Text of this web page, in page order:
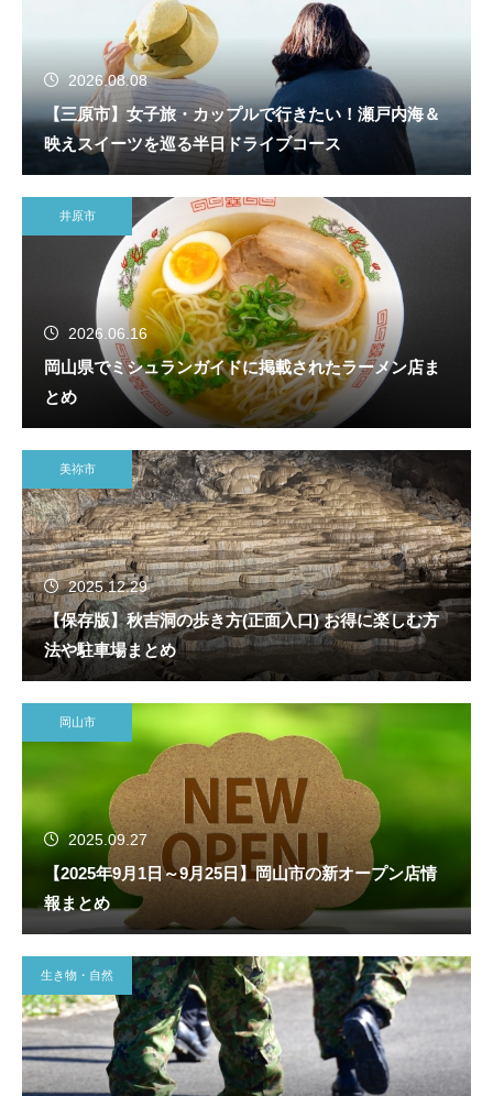
2026.08.08
【三原市】女子旅・カップルで行きたい！瀬戸内海＆
映えスイーツを巡る半日ドライブコース
井原市
2026.06.16
岡山県でミシュランガイドに掲載されたラーメン店ま
とめ
美祢市
2025.12.29
【保存版】秋吉洞の歩き方(正面入口) お得に楽しむ方
法や駐車場まとめ
岡山市
2025.09.27
【2025年9月1日～9月25日】岡山市の新オープン店情
報まとめ
生き物・自然